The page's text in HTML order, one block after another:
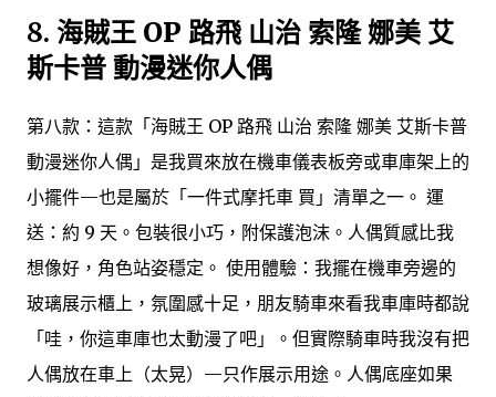
8. 海賊王 OP 路飛 山治 索隆 娜美 艾
斯卡普 動漫迷你人偶
第八款：這款「海賊王 OP 路飛 山治 索隆 娜美 艾斯卡普
動漫迷你人偶」是我買來放在機車儀表板旁或車庫架上的
小擺件—也是屬於「一件式摩托車 買」清單之一。 運
送：約 9 天。包裝很小巧，附保護泡沫。人偶質感比我
想像好，角色站姿穩定。 使用體驗：我擺在機車旁邊的
玻璃展示櫃上，氛圍感十足，朋友騎車來看我車庫時都說
「哇，你這車庫也太動漫了吧」。但實際騎車時我沒有把
人偶放在車上（太晃）—只作展示用途。人偶底座如果